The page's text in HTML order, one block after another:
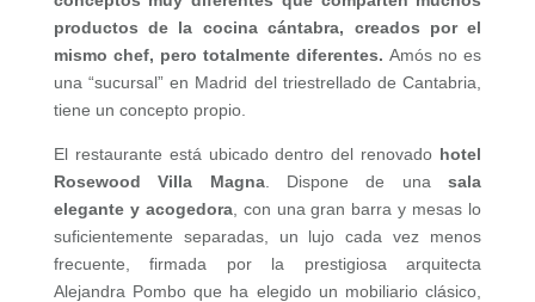
productos de la cocina cántabra, creados por el
mismo chef, pero totalmente diferentes.Amós no es
una “sucursal” en Madrid del triestrellado de Cantabria,
tiene un concepto propio.
El restaurante está ubicado dentro del renovado hotel
Rosewood Villa Magna. Dispone de unasala
elegante y acogedora, con una gran barra y mesas lo
suficientemente separadas, un lujo cada vez menos
frecuente, firmada por la prestigiosa arquitecta
Alejandra Pombo que ha elegido un mobiliario clásico,